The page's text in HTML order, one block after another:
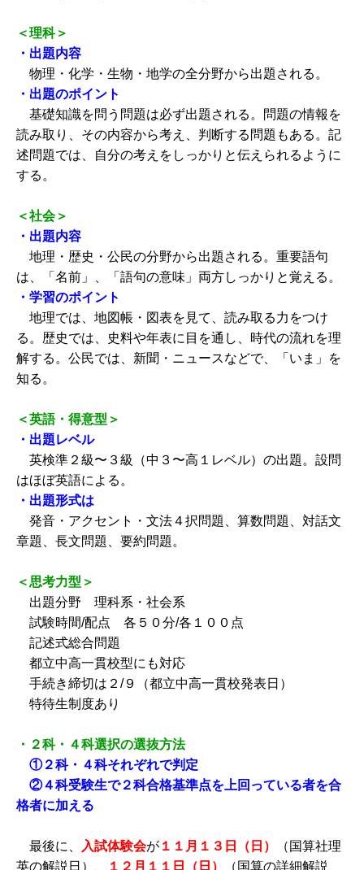
＜理科＞
・出題内容
物理・化学・生物・地学の全分野から出題される。
・出題のポイント
基礎知識を問う問題は必ず出題される。問題の情報を
読み取り、その内容から考え、判断する問題もある。記
述問題では、自分の考えをしっかりと伝えられるように
する。
＜社会＞
・出題内容
地理・歴史・公民の分野から出題される。重要語句
は、「名前」、「語句の意味」両方しっかりと覚える。
・学習のポイント
地理では、地図帳・図表を見て、読み取る力をつけ
る。歴史では、史料や年表に目を通し、時代の流れを理
解する。公民では、新聞・ニュースなどで、「いま」を
知る。
＜英語・得意型＞
・出題レベル
英検準２級〜３級（中３〜高１レベル）の出題。設問
はほぼ英語による。
・出題形式は
発音・アクセント・文法４択問題、算数問題、対話文
章題、長文問題、要約問題。
＜思考力型＞
出題分野 理科系・社会系
試験時間/配点 各５０分/各１００点
記述式総合問題
都立中高一貫校型にも対応
手続き締切は２/９（都立中高一貫校発表日）
特待生制度あり
・２科・４科選択の選抜方法
①２科・４科それぞれで判定
②４科受験生で２科合格基準点を上回っている者を合
格者に加える
最後に、 入試体験会が １１月１３日（日）
（国算社理
英の解説日）、
１２月１１日（日） （国算の詳細解説